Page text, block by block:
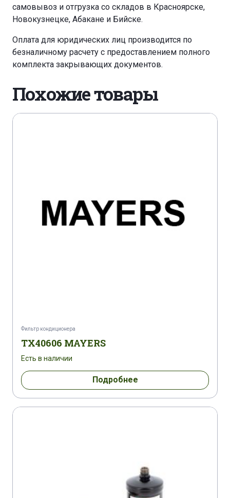
самовывоз и отгрузка со складов в Красноярске,
Новокузнецке, Абакане и Бийске.
Оплата для юридических лиц производится по
безналичному расчету с предоставлением полного
комплекта закрывающих документов.
Похожие товары
Фильтр кондиционера
TX40606 MAYERS
Есть в наличии
Подробнее